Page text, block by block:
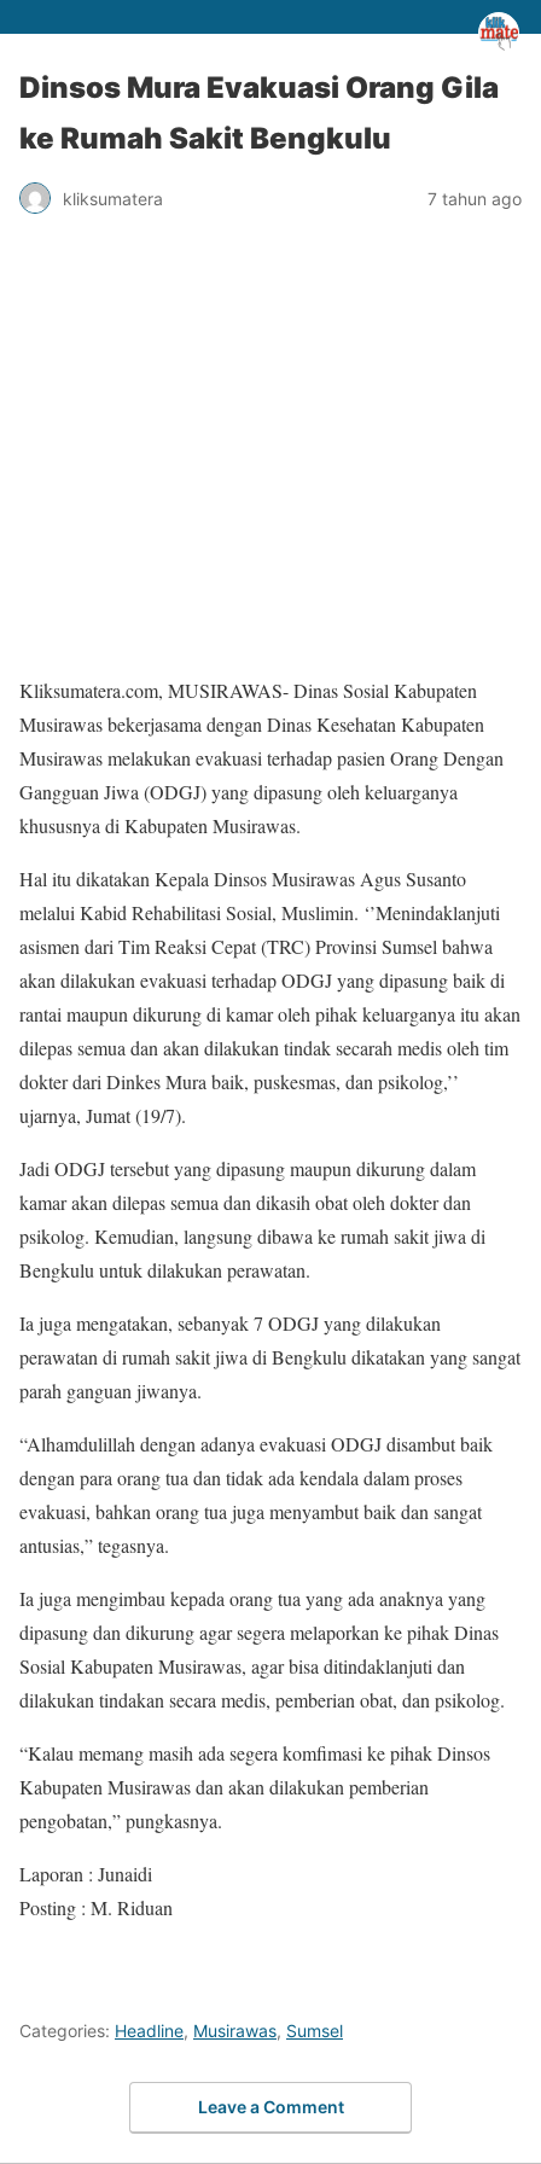
Dinsos Mura Evakuasi Orang Gila
ke Rumah Sakit Bengkulu
kliksumatera 7 tahun ago
Kliksumatera.com, MUSIRAWAS- Dinas Sosial Kabupaten
Musirawas bekerjasama dengan Dinas Kesehatan Kabupaten
Musirawas melakukan evakuasi terhadap pasien Orang Dengan
Gangguan Jiwa (ODGJ) yang dipasung oleh keluarganya
khususnya di Kabupaten Musirawas.
Hal itu dikatakan Kepala Dinsos Musirawas Agus Susanto
melalui Kabid Rehabilitasi Sosial, Muslimin. ‘’Menindaklanjuti
asismen dari Tim Reaksi Cepat (TRC) Provinsi Sumsel bahwa
akan dilakukan evakuasi terhadap ODGJ yang dipasung baik di
rantai maupun dikurung di kamar oleh pihak keluarganya itu akan
dilepas semua dan akan dilakukan tindak secarah medis oleh tim
dokter dari Dinkes Mura baik, puskesmas, dan psikolog,’’
ujarnya, Jumat (19/7).
Jadi ODGJ tersebut yang dipasung maupun dikurung dalam
kamar akan dilepas semua dan dikasih obat oleh dokter dan
psikolog. Kemudian, langsung dibawa ke rumah sakit jiwa di
Bengkulu untuk dilakukan perawatan.
Ia juga mengatakan, sebanyak 7 ODGJ yang dilakukan
perawatan di rumah sakit jiwa di Bengkulu dikatakan yang sangat
parah ganguan jiwanya.
“Alhamdulillah dengan adanya evakuasi ODGJ disambut baik
dengan para orang tua dan tidak ada kendala dalam proses
evakuasi, bahkan orang tua juga menyambut baik dan sangat
antusias,” tegasnya.
Ia juga mengimbau kepada orang tua yang ada anaknya yang
dipasung dan dikurung agar segera melaporkan ke pihak Dinas
Sosial Kabupaten Musirawas, agar bisa ditindaklanjuti dan
dilakukan tindakan secara medis, pemberian obat, dan psikolog.
“Kalau memang masih ada segera komfimasi ke pihak Dinsos
Kabupaten Musirawas dan akan dilakukan pemberian
pengobatan,” pungkasnya.
Laporan : Junaidi
Posting : M. Riduan
Categories: Headline, Musirawas, Sumsel
Leave a Comment